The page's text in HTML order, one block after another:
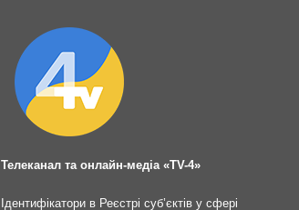
Телеканал та онлайн-медіа «TV-4»
Ідентифікатори в Реєстрі суб’єктів у сфері